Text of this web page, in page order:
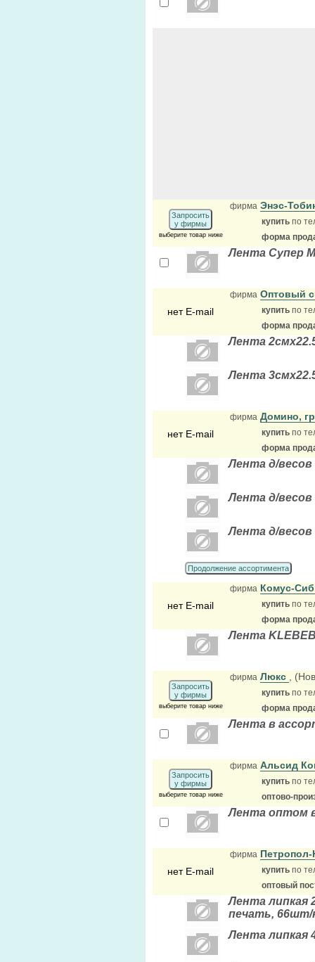
Запросить
у фирмы
выберите товар ниже
фирма Энэс-
купить по
форма
Лента Супер
нет E-mail
фирма Оптовый
купить по
форма
Лента
Лента
нет E-mail
фирма Домино,
купить по
форма
Лента д/весов
Лента д/весов
Лента д/весов
Продолжение ассортимента
нет E-mail
фирма Комус-
купить по
форма
Лента
Запросить
у фирмы
выберите товар ниже
фирма Люкс ,
купить по
форма
Лента в
Запросить
у фирмы
выберите товар ниже
фирма Альсид
купить по
оптово-
Лента оптом
нет E-mail
фирма
купить по
оптовый
Лента липкая
печать, 66шт/
Лента липкая